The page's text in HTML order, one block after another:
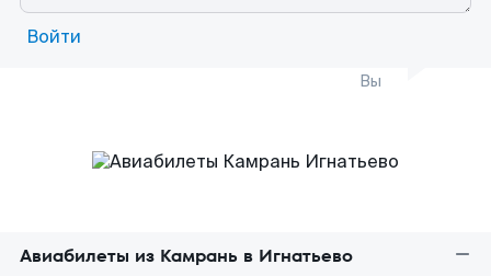
Войти
Вы
Авиабилеты из Камрань в Игнатьево